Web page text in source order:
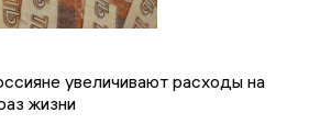
увеличивают расходы на
жизни